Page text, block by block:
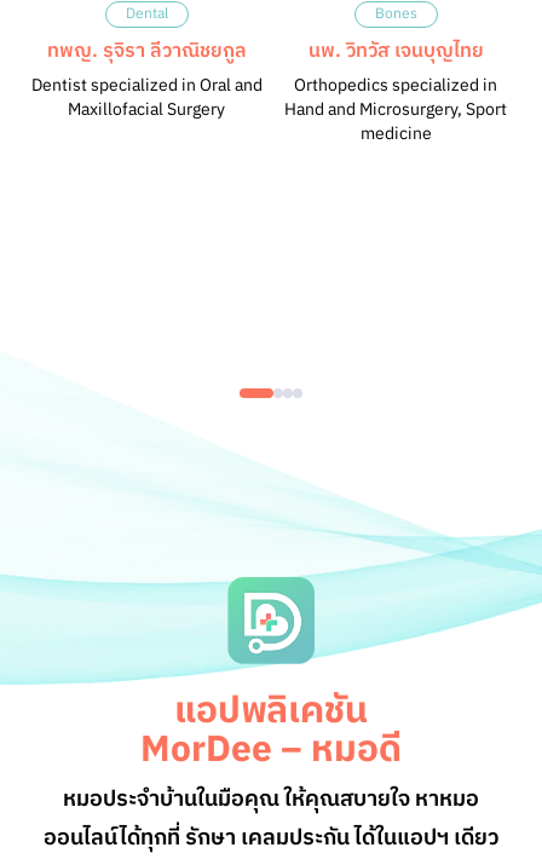
Dental
ทพญ. รุจิรา ลีวาณิชยกูล
Dentist specialized in Oral and
Maxillofacial Surgery
Bones
นพ. วิทวัส เจนบุญไทย
Orthopedics specialized in
Hand and Microsurgery, Sport
medicine
แอปพลิเคชัน
MorDee – หมอดี
หมอประจำบ้านในมือคุณ ให้คุณสบายใจ หาหมอ
ออนไลน์ได้ทุกที่ รักษา เคลมประกัน ได้ในแอปฯ เดียว